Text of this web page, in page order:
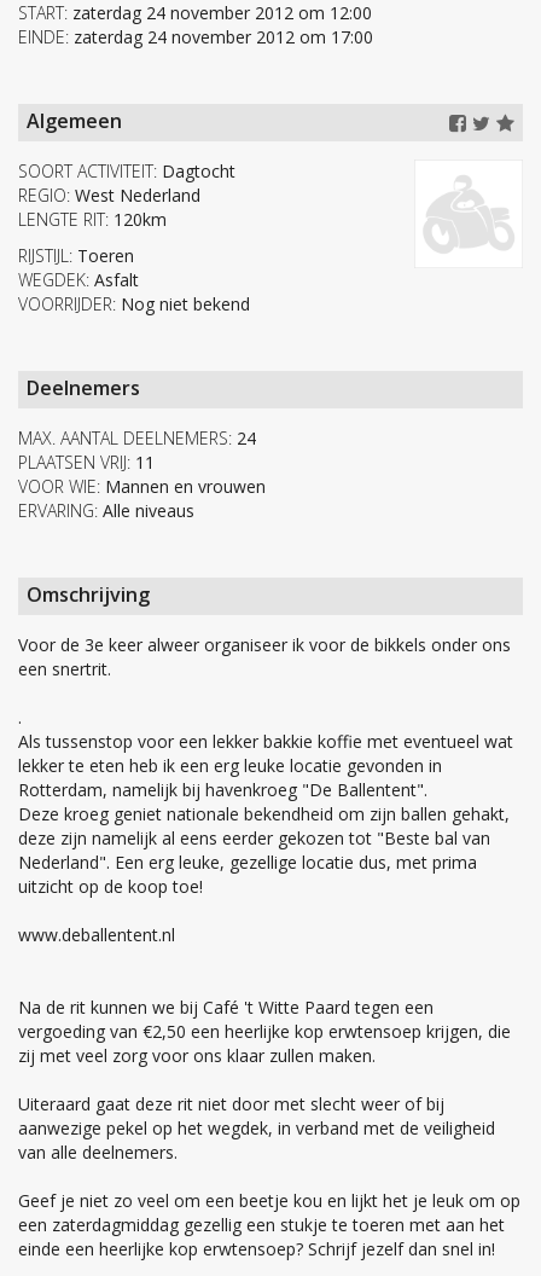
START: zaterdag 24 november 2012 om 12:00
EINDE: zaterdag 24 november 2012 om 17:00
Algemeen
SOORT ACTIVITEIT: Dagtocht
REGIO: West Nederland
LENGTE RIT: 120km
RIJSTIJL: Toeren
WEGDEK: Asfalt
VOORRIJDER: Nog niet bekend
Deelnemers
MAX. AANTAL DEELNEMERS: 24
PLAATSEN VRIJ: 11
VOOR WIE: Mannen en vrouwen
ERVARING: Alle niveaus
Omschrijving
Voor de 3e keer alweer organiseer ik voor de bikkels onder ons
een snertrit.
.
Als tussenstop voor een lekker bakkie koffie met eventueel wat
lekker te eten heb ik een erg leuke locatie gevonden in
Rotterdam, namelijk bij havenkroeg "De Ballentent".
Deze kroeg geniet nationale bekendheid om zijn ballen gehakt,
deze zijn namelijk al eens eerder gekozen tot "Beste bal van
Nederland". Een erg leuke, gezellige locatie dus, met prima
uitzicht op de koop toe!
www.deballentent.nl
Na de rit kunnen we bij Café 't Witte Paard tegen een
vergoeding van €2,50 een heerlijke kop erwtensoep krijgen, die
zij met veel zorg voor ons klaar zullen maken.
Uiteraard gaat deze rit niet door met slecht weer of bij
aanwezige pekel op het wegdek, in verband met de veiligheid
van alle deelnemers.
Geef je niet zo veel om een beetje kou en lijkt het je leuk om op
een zaterdagmiddag gezellig een stukje te toeren met aan het
einde een heerlijke kop erwtensoep? Schrijf jezelf dan snel in!